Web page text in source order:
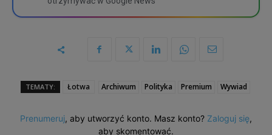
TEMATY: Łotwa Archiwum Polityka Premium Wywiad
Prenumeruj, aby utworzyć konto. Masz konto? Zaloguj się,
aby skomentować.